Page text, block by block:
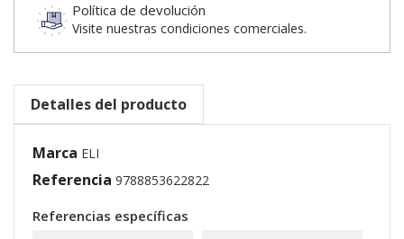
Política de devolución
Visite nuestras condiciones comerciales.
Detalles del producto
Marca ELI
Referencia 9788853622822
Referencias específicas